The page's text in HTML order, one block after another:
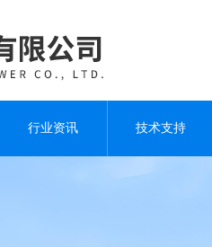
行业资讯 技术支持